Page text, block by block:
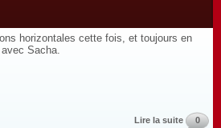
horizontales cette fois, et toujours en
Sacha.
Lire la suite 0